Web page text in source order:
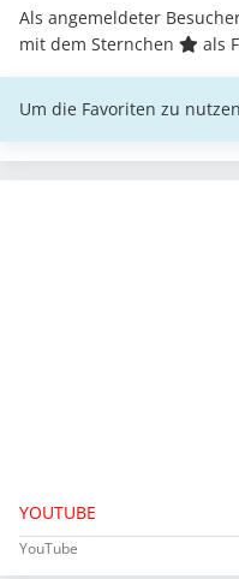
Als angemeldeter
mit dem Sternchen
als
Um die Favoriten zu
YOUTUBE
YouTube